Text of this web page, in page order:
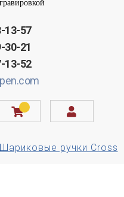
13-57
30-21
13-52
Шариковые ручки Cross